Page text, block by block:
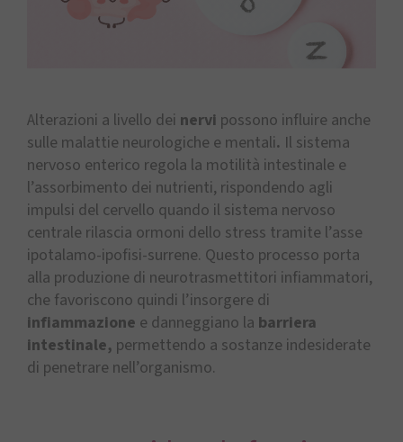
Alterazioni a livello dei nervi possono influire anche
sulle malattie neurologiche e mentali. Il sistema
nervoso enterico regola la motilità intestinale e
l’assorbimento dei nutrienti, rispondendo agli
impulsi del cervello quando il sistema nervoso
centrale rilascia ormoni dello stress tramite l’asse
ipotalamo-ipofisi-surrene. Questo processo porta
alla produzione di neurotrasmettitori infiammatori,
che favoriscono quindi l’insorgere di
infiammazione e danneggiano la barriera
intestinale, permettendo a sostanze indesiderate
di penetrare nell’organismo.